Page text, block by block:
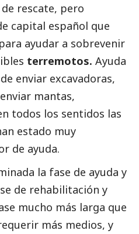
rescate, pero
capital español que
ayudar a sobrevenir
terremotos. Ayuda
enviar excavadoras,
mantas,
todos los sentidos las
estado muy
de ayuda.
la fase de ayuda y
de rehabilitación y
mucho más larga que
más medios, y